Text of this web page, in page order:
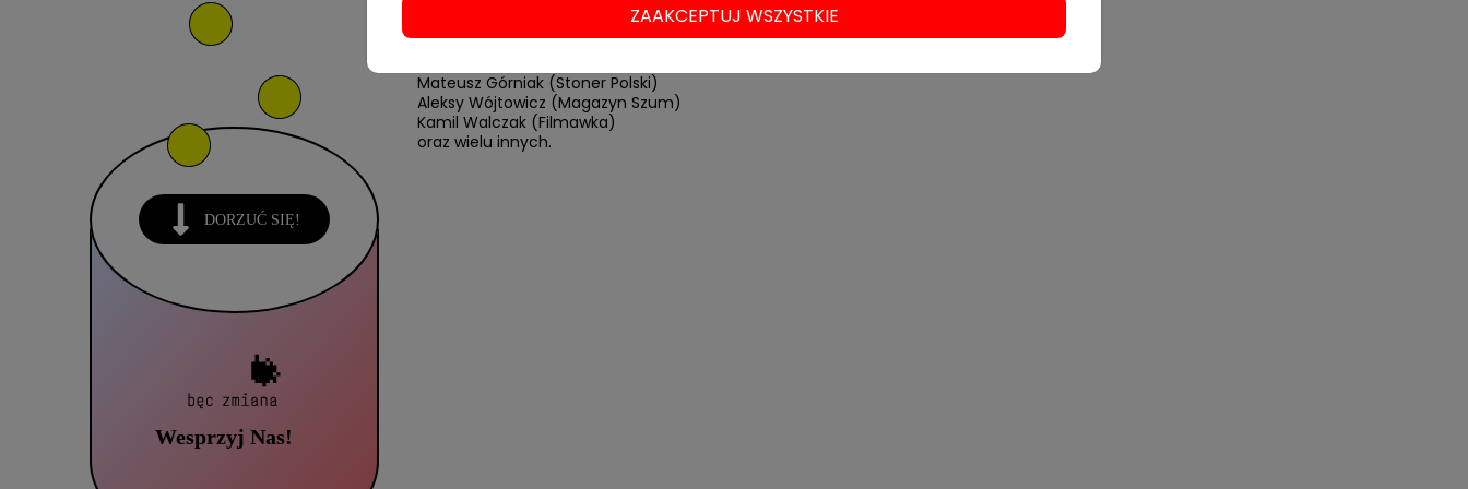
Bartek Przybyszewski (Liczne rany kłute, Podcastex)
Mateusz Witkowski (Popmoderna, też Podcastex)
Mateusz Górniak (Stoner Polski)
Aleksy Wójtowicz (Magazyn Szum)
Kamil Walczak (Filmawka)
oraz wielu innych.
ZAAKCEPTUJ WSZYSTKIE